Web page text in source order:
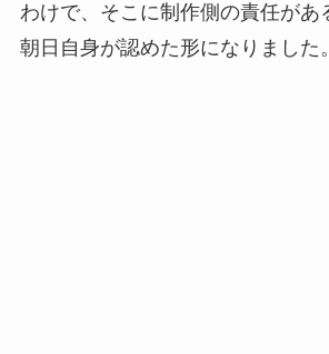
わけで、そこに制作側の責任があ
朝日自身が認めた形になりました。